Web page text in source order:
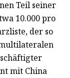
Teil seiner
10.000 pro
der so
mit China